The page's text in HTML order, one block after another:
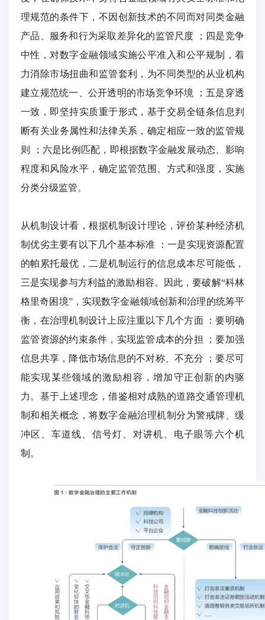
理规范的条件下，不因创新技术的不同而对同类金融
产品、服务和行为采取差异化的监管尺度
；四是竞争
中性，对数字金融领域实施公平准入和公平规制，着
力消除市场扭曲和监管套利，为不同类型的从业机构
建立规范统一、公开透明的市场竞争环境
；五是穿透
一致，即坚持实质重于形式，基于交易全链条信息判
断有关业务属性和法律关系，确定相应一致的监管规
则
；六是比例匹配，即根据数字金融发展动态、影响
程度和风险水平，确定监管范围、方式和强度，实施
分类分级监管。
从机制设计看，根据机制设计理论，评价某种经济机
制优劣主要有以下几个基本标准
：一是实现资源配置
的帕累托最优，二是机制运行的信息成本尽可能低，
三是实现参与方利益的激励相容。因此，要破解“科林
格里奇困境”，实现数字金融领域创新和治理的统筹平
衡，在治理机制设计上应注重以下几个方面
：要明确
监管资源的约束条件，实现监管成本的分担
；要加强
信息共享，降低市场信息的不对称、不充分
；要尽可
能实现某些领域的激励相容，增加守正创新的内驱
力。基于上述理念，借鉴相对成熟的道路交通管理机
制和相关概念，将数字金融治理机制分为警戒牌、缓
冲区、车道线、信号灯、对讲机、电子眼等六个机
制。